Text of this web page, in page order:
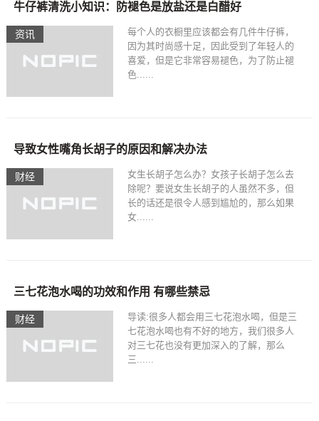
资讯
牛仔裤清洗小知识：防褪色是放盐还是白醋好
每个人的衣橱里应该都会有几件牛仔裤，
因为其时尚感十足，因此受到了年轻人的
喜爱，但是它非常容易褪色，为了防止褪
色......
财经
导致女性嘴角长胡子的原因和解决办法
女生长胡子怎么办？女孩子长胡子怎么去
除呢？要说女生长胡子的人虽然不多，但
长的话还是很令人感到尴尬的，那么如果
女......
财经
三七花泡水喝的功效和作用 有哪些禁忌
导读:很多人都会用三七花泡水喝，但是三
七花泡水喝也有不好的地方，我们很多人
对三七花也没有更加深入的了解，那么
三......